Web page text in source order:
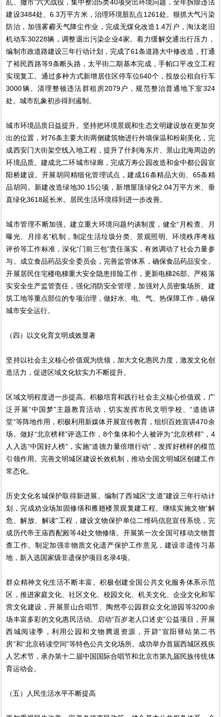
乱、撤市”六大战役，集中整治5类40项突出环境问题，全年拆除违法
建设3484处、6.3万平方米，治理环境脏乱点1261处。狠抓大气污染
防治，加强雾霾天气降尘作业，完成无煤化改造1.4万户，淘汰老旧
机动车30228辆，调整退出污染企业4家。着力缓解交通出行压力，
编制市政道路建设三年行动计划，完成了61条道路大中修改造，打通
了裕民西路等9条断头路，太平街二期基本完成，手帕口平改立工程
实现复工。通过多种方式新增居住区停车位640个，投放公租自行车
3000辆。清理整顿违法群租房2079户，规范整治普通地下室324
处。城市乱象初步得到遏制。
城市环境品质日益提升。坚持把环境景观和生态文明建设放在更加突
出的位置，对76条主要大街两侧建筑物进行外墙保温和粉刷美化，完
成西安门大街架空线入地工程，提升了什刹海东片、景山北海周边的
环境品质。建成北二环城市绿廊，完成万寿公园改造和金中都公园宣
阳桥建设。开展胡同精细化管理试点，建成16条精品大街、65条精
品胡同。新建改造绿地30.15公顷，新增屋顶绿化2.04万平方米、垂
直绿化3618延长米。居民生活环境得到进一步改善。
城市管理不断加强。建立重大环境问题约谈制度，健全“月检查、月
曝光、月排名”机制，制定生活垃圾分类、景观照明、环境秩序考核
评价等工作标准，深化“门前三包”责任落实，有效调动了社会力量参
与。成立食品药品安全委员会，完善监管体系，确保食品药品安全。
开展居民住宅楼电梯重大安全隐患排险工作，更新电梯26部。严格落
实安全生产监管责任，强化消防安全管理，加强对人员密集场所、建
筑工地等重点部位的专项治理，做好水、电、气、热保障工作，确保
城市安全运行。
（四）以文化育文明成效显著
坚持以社会主义核心价值观为统领，加大文化惠民力度，激发文化创
造活力，促进区域文化软实力不断提升。
区域文明程度进一步提高。积极培育和践行社会主义核心价值观，广
泛开展“中国梦”主题教育活动，切实发挥市民文明学校、“道德讲
堂”等阵地作用，积极利用新媒体开展宣传教育，组织百姓宣讲470余
场。做好“北京榜样”评选工作，8个集体和个人被评为“北京榜样”，4
人入选“中国好人榜”，实施“道德力量倍增行动”，发挥好榜样的模范
引领作用。完善文明城区建设长效机制，推动全国文明城区创建工作
常态化。
历史文化名城保护取得新进展。编制了西城区“文道”建设三年行动计
划，完成劝业场加固修缮和雁翅楼景观复建工程。继续实施文物“解
危、解放、解读”工程，建设文物保护单位二维码信息宣传系统，完
成历代帝王庙西配殿等4处文物修缮。开展第一次全国可移动文物普
查工作。制定加强非物质文化遗产保护工作意见，建设非遗传习基
地，新入选国家级非遗保护项目名录4项。
群众精神文化生活不断丰富。积极创建全国公共文化服务体系示范
区，推进家庭文化、社区文化、校园文化、机关文化、企业文化和军
营文化建设，开展景山合唱节、陶然亭公园群众文化游园等3200余
场丰富多彩的文化惠民活动。启动“百岁老人口述史”公益项目，开展
西城阅读季，利用公园和文物腾退资源，开辟“宣阳驿站第二书
房”和“北京砖读空间”等特色公共文化场所。成功举办首届西城区残疾
人艺术节，承办第十二届中国国际合唱节和北京市第九届民族传统体
育运动会。
（五）人民生活水平不断提高